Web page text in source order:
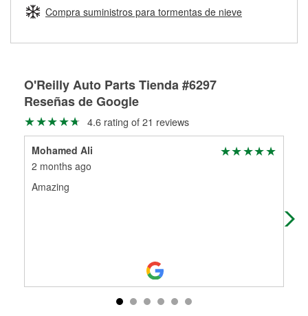
Más información sobre el Programa de Préstamo de
medirán tus tambores o discos para determinar si pueden
ser rectificados con seguridad. Si tus tambores o discos no
partes de reemplazo correctas para tu reparación.
Compra suministros para tormentas de nieve
O'Reilly Auto Parts Tienda #6297
Reseñas de Google
4.6 rating of 21 reviews
Mohamed Ali
2 months ago
Amazing